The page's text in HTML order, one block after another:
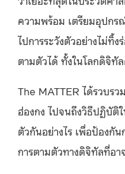
ความพร้อม เตรียมอุปกร
ไปการระวังตัวอย่างไม่ทิ้
ตามตัวได้ ทั้งในโลกดิจิทั
The MATTER ได้รวบร
ฮ่องกง ไปจนถึงวิธีปฏิบัติ
ตัวกันอย่างไร เพื่อป้องกัน
การตามตัวทางดิจิทัลที่อ